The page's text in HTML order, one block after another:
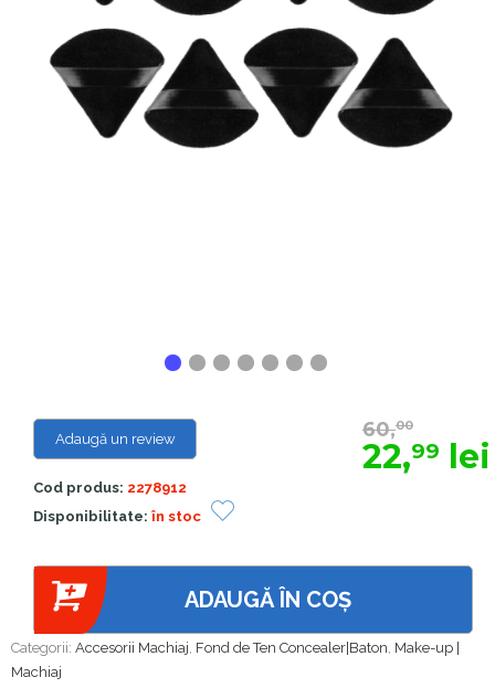
Categorii:Accesorii Machiaj Fond de Ten Concealer|Baton Make-up |
Machiaj
Adaugă un review
Cod produs: 2278912
Disponibilitate: în stoc
60,00
22,99 lei
ADAUGĂ ÎN COȘ